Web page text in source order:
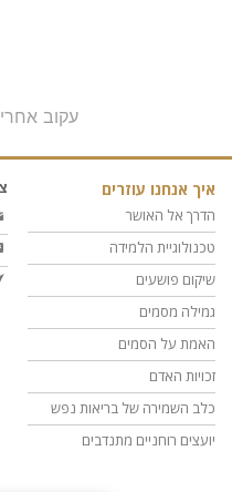
עקוב
איך אנחנו עוזרים
הדרך אל האושר
טכנולוגיית הלמידה
שיקום פושעים
גמילה מסמים
האמת על הסמים
זכויות האדם
כלב השמירה של בריאות נפש
יועצים רוחניים מתנדבים